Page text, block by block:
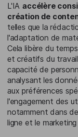
L'IA accélère
création de
telles que la
l'adaptation de
Cela libère du
et créatifs du
capacité de
analysant les
aux préférences
l'engagement des
notamment dans
ligne et le marketing